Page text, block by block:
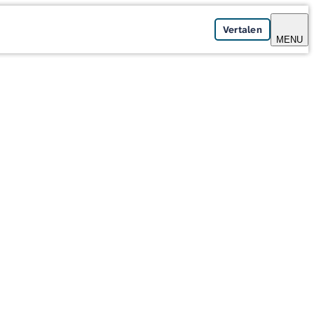
Vertalen
MENU